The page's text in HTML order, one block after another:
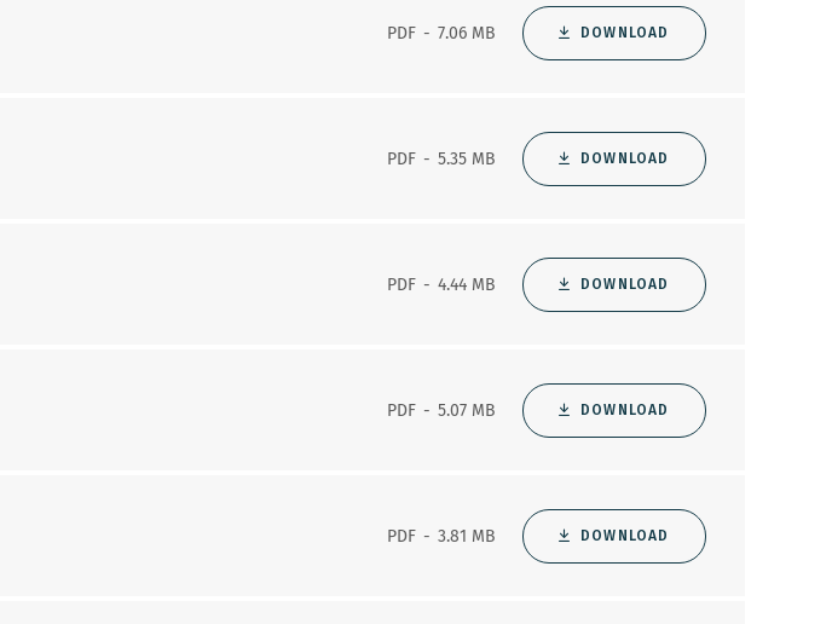
PDF 7.06 MB DOWNLOAD
PDF 5.35 MB DOWNLOAD
PDF 4.44 MB DOWNLOAD
PDF 5.07 MB DOWNLOAD
PDF 3.81 MB DOWNLOAD